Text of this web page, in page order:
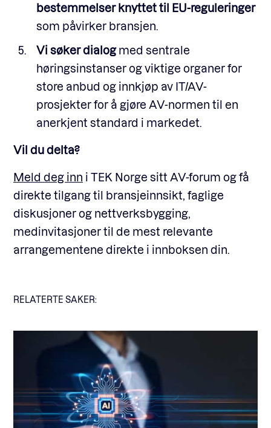
bestemmelser knyttet til EU-reguleringer
som påvirker bransjen.
Vi søker dialogmed sentrale
høringsinstanser og viktige organer for
store anbud og innkjøp av IT/AV-
prosjekter for å gjøre AV-normen til en
anerkjent standard i markedet.
Vil du delta?
Meld deg inn i TEK Norge sitt AV-forum og få
direkte tilgang til bransjeinnsikt, faglige
diskusjoner og nettverksbygging,
medinvitasjoner til de mest relevante
arrangementene direkte i innboksen din.
RELATERTE SAKER: